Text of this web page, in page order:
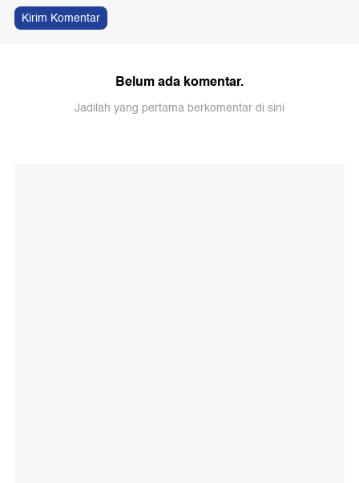
Kirim Komentar
Belum ada komentar.
Jadilah yang pertama berkomentar di sini